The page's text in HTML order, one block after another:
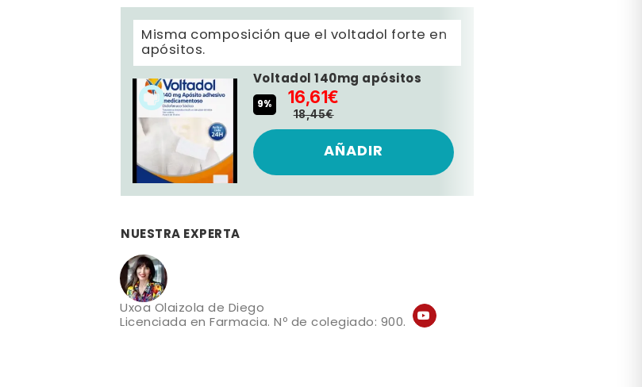
Misma composición que el voltadol forte en
apósitos.
Voltadol 140mg apósitos
9% 16,61€
18,45€
AÑADIR
NUESTRA EXPERTA
Uxoa Olaizola de Diego
Licenciada en Farmacia. Nº de colegiado: 900.